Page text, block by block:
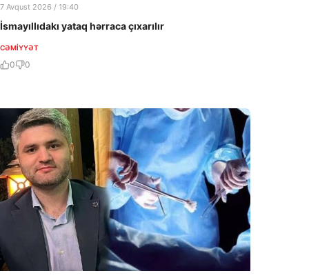
7 Avqust 2026 / 19:40
İsmayıllıdakı yataq hərraca çıxarılır
CƏMIYYƏT
0 0